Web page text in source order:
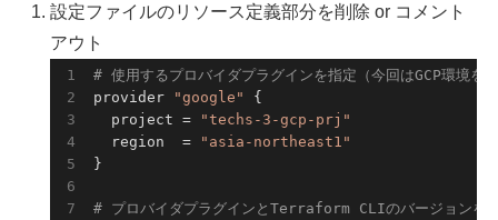
設定ファイルのリソース定義部分を削除 or コメント
アウト
# 使用するプロバイダプラグインを指定（今回はGCP環境を
provider
"google"
{
  project =
"techs-3-gcp-prj"
  region  =
"asia-northeast1"
}
# プロバイダプラグインとTerraform CLIのバージョンを